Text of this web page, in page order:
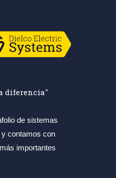
diferencia"
de sistemas
contamos con
importantes